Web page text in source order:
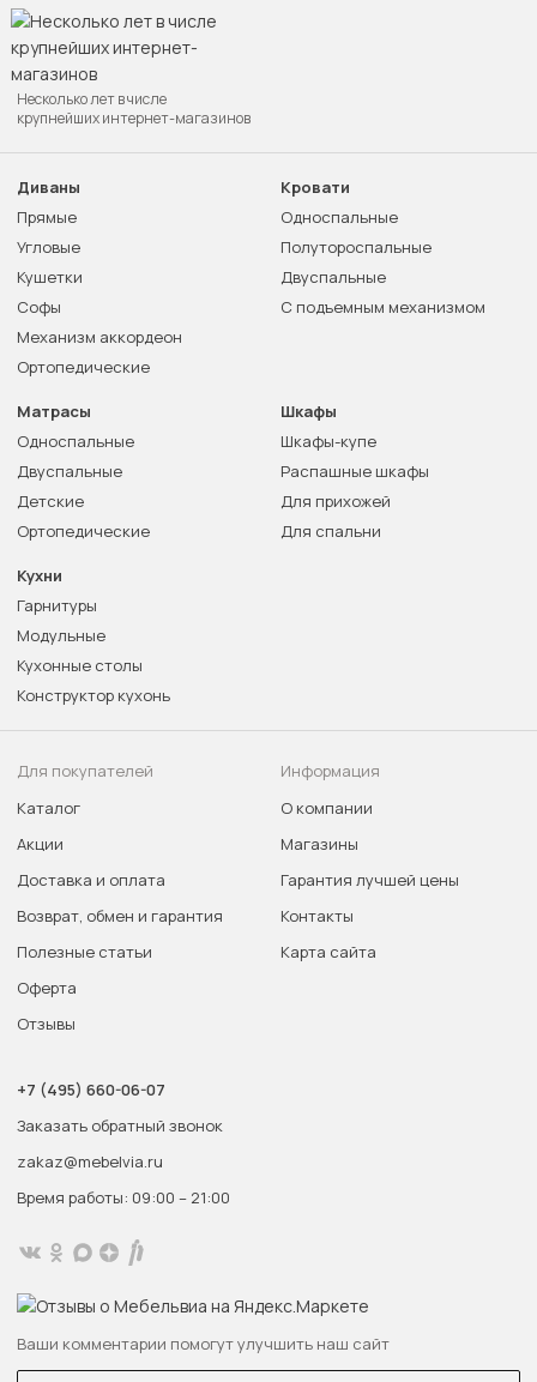
Несколько лет в числе
крупнейших интернет-магазинов
Диваны
Прямые
Угловые
Кушетки
Софы
Механизм аккордеон
Ортопедические
Кровати
Односпальные
Полутороспальные
Двуспальные
С подъемным механизмом
Матрасы
Односпальные
Двуспальные
Детские
Ортопедические
Шкафы
Шкафы-купе
Распашные шкафы
Для прихожей
Для спальни
Кухни
Гарнитуры
Модульные
Кухонные столы
Конструктор кухонь
Для покупателей
Каталог
Акции
Доставка и оплата
Возврат, обмен и гарантия
Полезные статьи
Оферта
Отзывы
Информация
О компании
Магазины
Гарантия лучшей цены
Контакты
Карта сайта
+7 (495) 660-06-07
Заказать обратный звонок
zakaz@mebelvia.ru
Время работы: 09:00 – 21:00
Ваши комментарии помогут улучшить наш сайт